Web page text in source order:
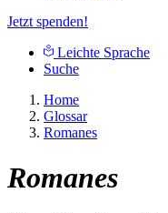
Jetzt spenden!
Leichte Sprache
Suche
Home
Glossar
Romanes
Romanes